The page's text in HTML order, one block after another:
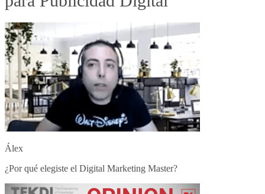
Álex
¿Por qué elegiste el Digital Marketing Master?